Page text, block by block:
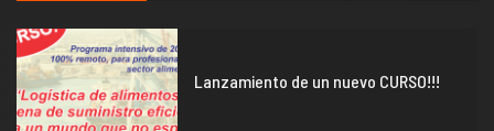
1
Lanzamiento de un nuevo CURSO!!!